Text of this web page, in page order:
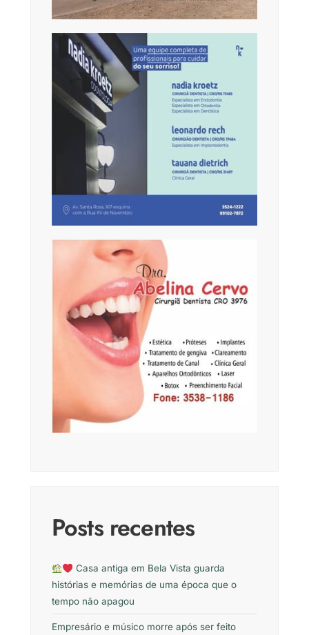
Posts recentes
Casa antiga em Bela Vista guarda
histórias e memórias de uma época que o
tempo não apagou
Empresário e músico morre após ser feito